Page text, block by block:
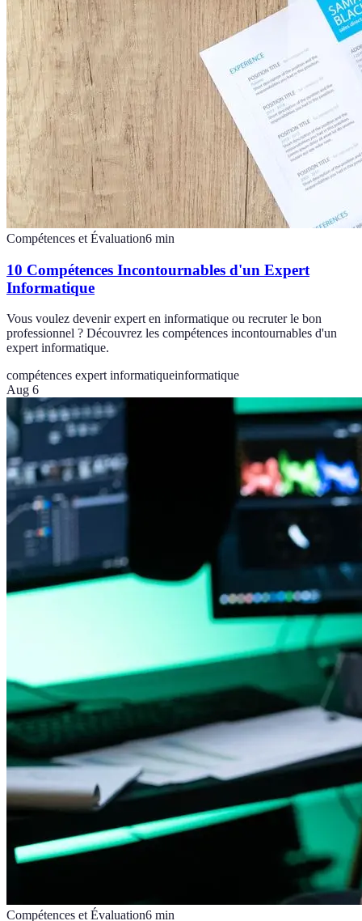
Compétences et Évaluation6 min
10 Compétences Incontournables d'un Expert
Informatique
Vous voulez devenir expert en informatique ou recruter le bon
professionnel ? Découvrez les compétences incontournables d'un
expert informatique.
compétences expert informatiqueinformatique
Aug 6
Compétences et Évaluation6 min